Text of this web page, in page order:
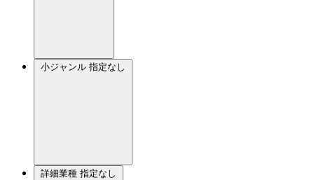
小ジャンル 指定なし
詳細業種 指定なし